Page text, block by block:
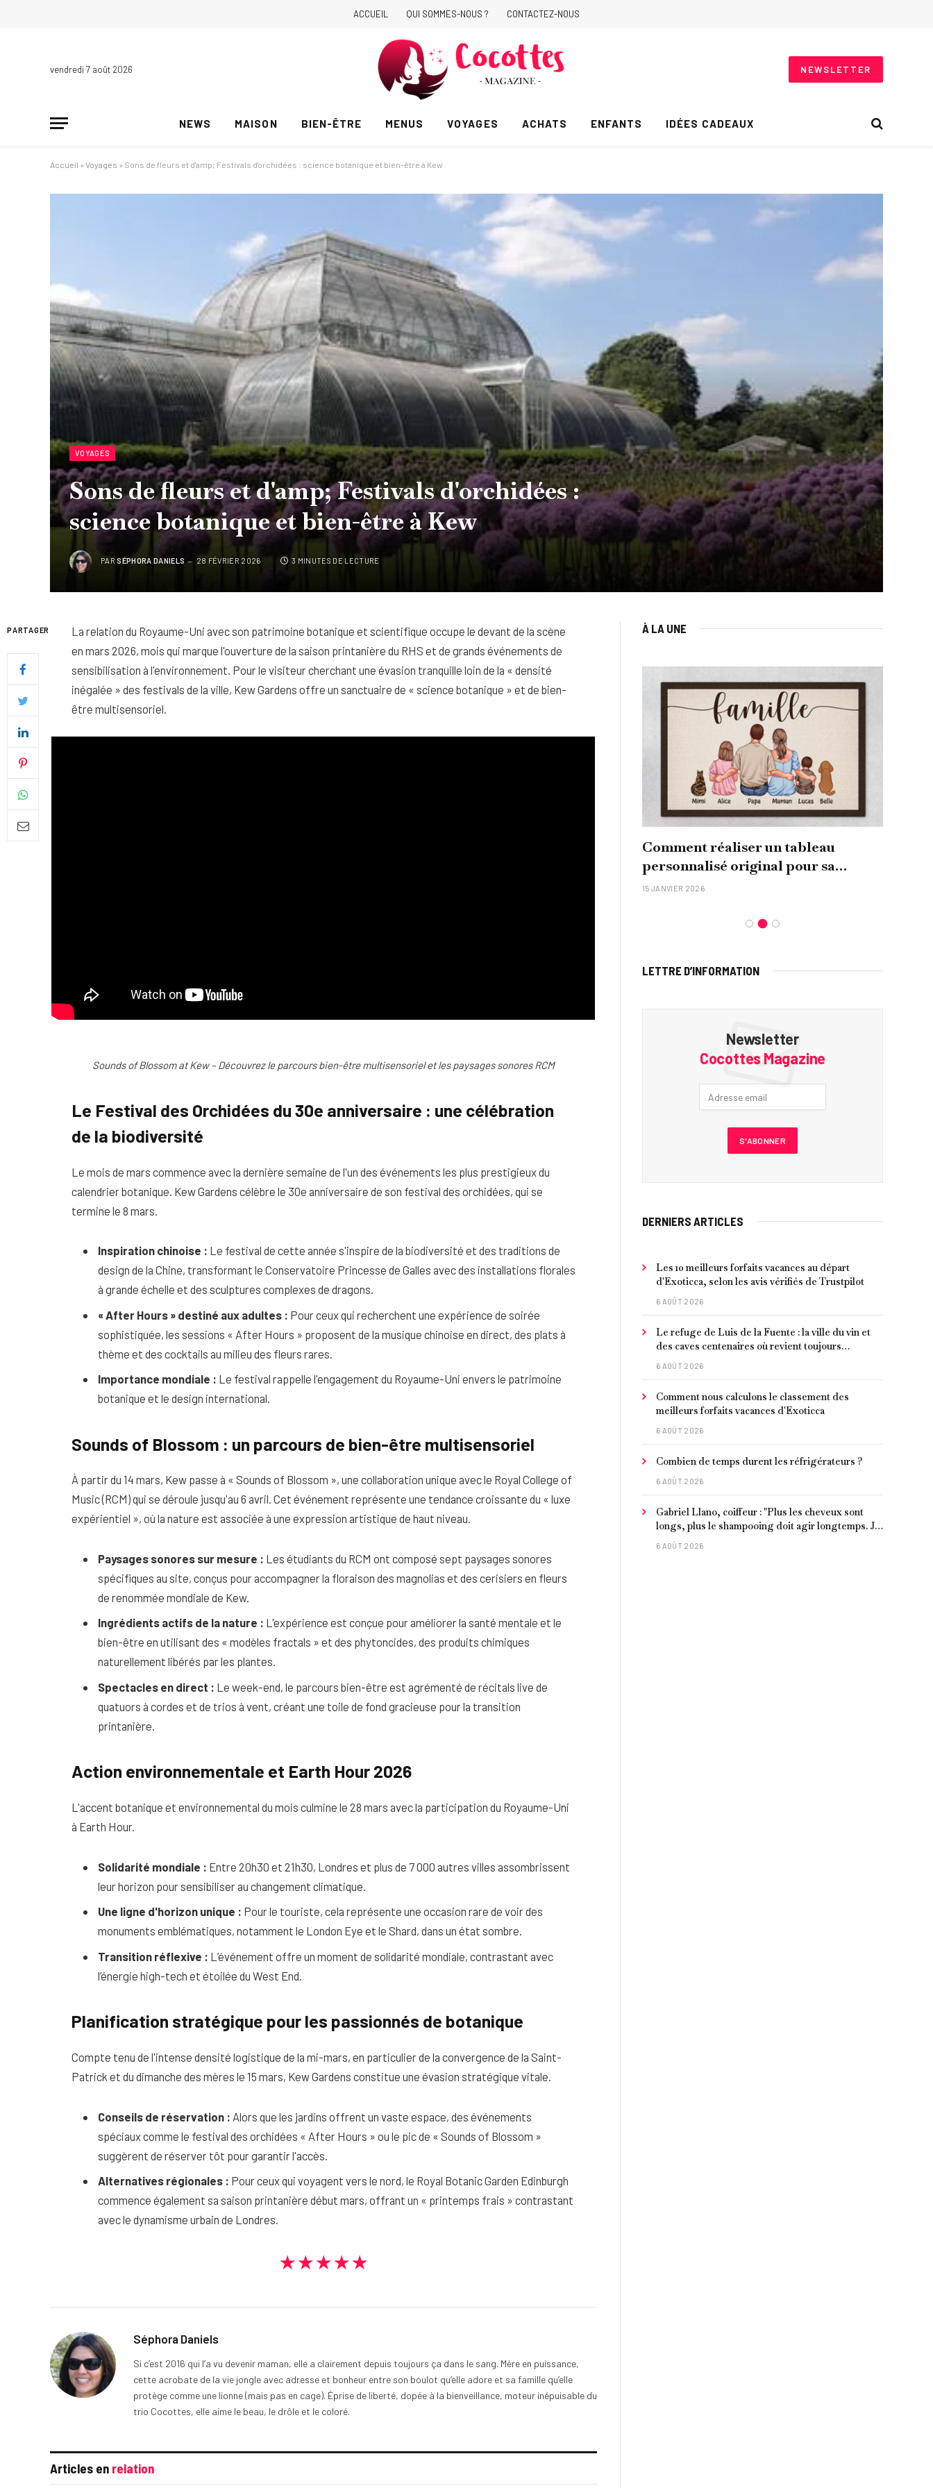
ACCUEIL QUI SOMMES-NOUS ? CONTACTEZ-NOUS
vendredi 7 août 2026 NEWSLETTER
NEWS MAISON BIEN-ÊTRE MENUS VOYAGES ACHATS ENFANTS IDÉES CADEAUX
Accueil » Voyages » Sons de fleurs et d'amp; Festivals d'orchidées : science botanique et bien-être à Kew
VOYAGES
Sons de fleurs et d'amp; Festivals d'orchidées :
science botanique et bien-être à Kew
PAR SÉPHORA DANIELS 28 FÉVRIER 2026 3 MINUTES DE LECTURE
PARTAGER
La relation du Royaume-Uni avec son patrimoine botanique et scientifique occupe le devant de la scène
en mars 2026, mois qui marque l'ouverture de la saison printanière du RHS et de grands événements de
sensibilisation à l'environnement. Pour le visiteur cherchant une évasion tranquille loin de la « densité
inégalée » des festivals de la ville, Kew Gardens offre un sanctuaire de « science botanique » et de bien-
être multisensoriel.
Sounds of Blossom at Kew – Découvrez le parcours bien-être multisensoriel et les paysages sonores RCM
Le Festival des Orchidées du 30e anniversaire : une célébration
de la biodiversité
Le mois de mars commence avec la dernière semaine de l'un des événements les plus prestigieux du
calendrier botanique. Kew Gardens célèbre le 30e anniversaire de son festival des orchidées, qui se
termine le 8 mars.
Inspiration chinoise : Le festival de cette année s'inspire de la biodiversité et des traditions de
design de la Chine, transformant le Conservatoire Princesse de Galles avec des installations florales
à grande échelle et des sculptures complexes de dragons.
« After Hours » destiné aux adultes : Pour ceux qui recherchent une expérience de soirée
sophistiquée, les sessions « After Hours » proposent de la musique chinoise en direct, des plats à
thème et des cocktails au milieu des fleurs rares.
Importance mondiale : Le festival rappelle l'engagement du Royaume-Uni envers le patrimoine
botanique et le design international.
Sounds of Blossom : un parcours de bien-être multisensoriel
À partir du 14 mars, Kew passe à « Sounds of Blossom », une collaboration unique avec le Royal College of
Music (RCM) qui se déroule jusqu'au 6 avril. Cet événement représente une tendance croissante du « luxe
expérientiel », où la nature est associée à une expression artistique de haut niveau.
Paysages sonores sur mesure : Les étudiants du RCM ont composé sept paysages sonores
spécifiques au site, conçus pour accompagner la floraison des magnolias et des cerisiers en fleurs
de renommée mondiale de Kew.
Ingrédients actifs de la nature : L'expérience est conçue pour améliorer la santé mentale et le
bien-être en utilisant des « modèles fractals » et des phytoncides, des produits chimiques
naturellement libérés par les plantes.
Spectacles en direct : Le week-end, le parcours bien-être est agrémenté de récitals live de
quatuors à cordes et de trios à vent, créant une toile de fond gracieuse pour la transition
printanière.
Action environnementale et Earth Hour 2026
L'accent botanique et environnemental du mois culmine le 28 mars avec la participation du Royaume-Uni
à Earth Hour.
Solidarité mondiale : Entre 20h30 et 21h30, Londres et plus de 7 000 autres villes assombrissent
leur horizon pour sensibiliser au changement climatique.
Une ligne d'horizon unique : Pour le touriste, cela représente une occasion rare de voir des
monuments emblématiques, notamment le London Eye et le Shard, dans un état sombre.
Transition réflexive : L’événement offre un moment de solidarité mondiale, contrastant avec
l’énergie high-tech et étoilée du West End.
Planification stratégique pour les passionnés de botanique
Compte tenu de l'intense densité logistique de la mi-mars, en particulier de la convergence de la Saint-
Patrick et du dimanche des mères le 15 mars, Kew Gardens constitue une évasion stratégique vitale.
Conseils de réservation : Alors que les jardins offrent un vaste espace, des événements
spéciaux comme le festival des orchidées « After Hours » ou le pic de « Sounds of Blossom »
suggèrent de réserver tôt pour garantir l'accès.
Alternatives régionales : Pour ceux qui voyagent vers le nord, le Royal Botanic Garden Edinburgh
commence également sa saison printanière début mars, offrant un « printemps frais » contrastant
avec le dynamisme urbain de Londres.
★★★★★
Séphora Daniels
Si c’est 2016 qui l’a vu devenir maman, elle a clairement depuis toujours ça dans le sang. Mère en puissance,
cette acrobate de la vie jongle avec adresse et bonheur entre son boulot qu’elle adore et sa famille qu’elle
protège comme une lionne (mais pas en cage). Éprise de liberté, dopée à la bienveillance, moteur inépuisable du
trio Cocottes, elle aime le beau, le drôle et le coloré.
Articles en relation
À LA UNE
Comment réaliser un tableau
personnalisé original pour sa
famille ?
15 JANVIER 2026
LETTRE D’INFORMATION
Newsletter
Cocottes Magazine
DERNIERS ARTICLES
Les 10 meilleurs forfaits vacances au départ
d'Exoticca, selon les avis vérifiés de Trustpilot
6 AOÛT 2026
Le refuge de Luis de la Fuente : la ville du vin et
des caves centenaires où revient toujours
l'entraîneur espagnol
6 AOÛT 2026
Comment nous calculons le classement des
meilleurs forfaits vacances d'Exoticca
6 AOÛT 2026
Combien de temps durent les réfrigérateurs ?
6 AOÛT 2026
Gabriel Llano, coiffeur : "Plus les cheveux sont
longs, plus le shampooing doit agir longtemps. Je
conseille de le laisser entre 1 et 3 minutes."
6 AOÛT 2026